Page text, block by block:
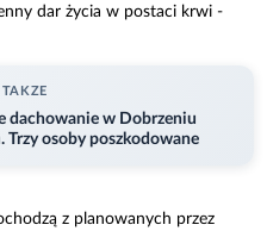
dar życia w postaci krwi -
dachowanie w Dobrzeniu
Trzy osoby poszkodowane
z planowanych przez